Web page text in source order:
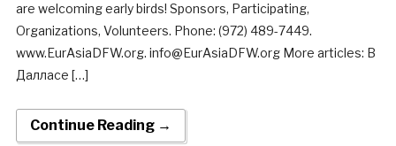
are welcoming early birds! Sponsors, Participating,
Organizations, Volunteers. Phone: (972) 489-7449.
www.EurAsiaDFW.org. info@EurAsiaDFW.org More articles: В
Далласе […]
Continue Reading →